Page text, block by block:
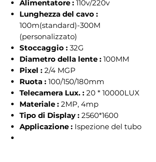
Alimentatore : 110v/220v
Lunghezza del cavo :
100m(standard)-300M
(personalizzato)
Stoccaggio : 32G
Diametro della lente : 100MM
Pixel : 2/4 MGP
Ruota : 100/150/180mm
Telecamera Lux. : 20 * 10000LUX
Materiale : 2MP, 4mp
Tipo di Display : 2560*1600
Applicazione : Ispezione del tubo